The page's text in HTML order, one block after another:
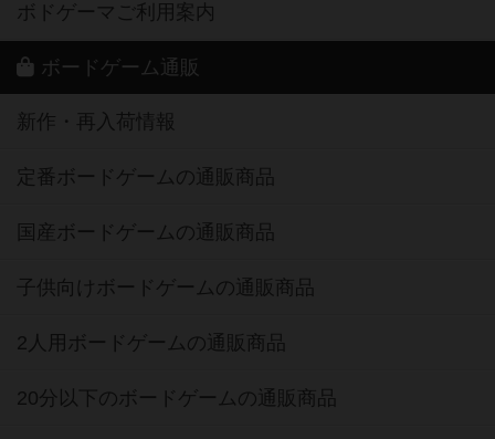
ボドゲーマご利用案内
ボードゲーム通販
新作・再入荷情報
定番ボードゲームの通販商品
国産ボードゲームの通販商品
子供向けボードゲームの通販商品
2人用ボードゲームの通販商品
20分以下のボードゲームの通販商品